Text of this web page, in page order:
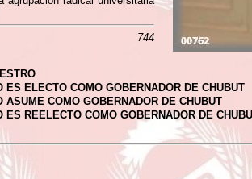
744
ES ELECTO COMO GOBERNADOR DE CHUBUT
ASUME COMO GOBERNADOR DE CHUBUT
ES REELECTO COMO GOBERNADOR DE